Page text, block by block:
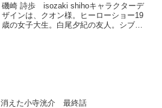
磯崎 詩歩 isozaki shihoキャラクターデ
ザインは、クオン様。ヒーローショー19
歳の女子大生。白尾夕紀の友人。シブル
消えた小寺洸介 最終話